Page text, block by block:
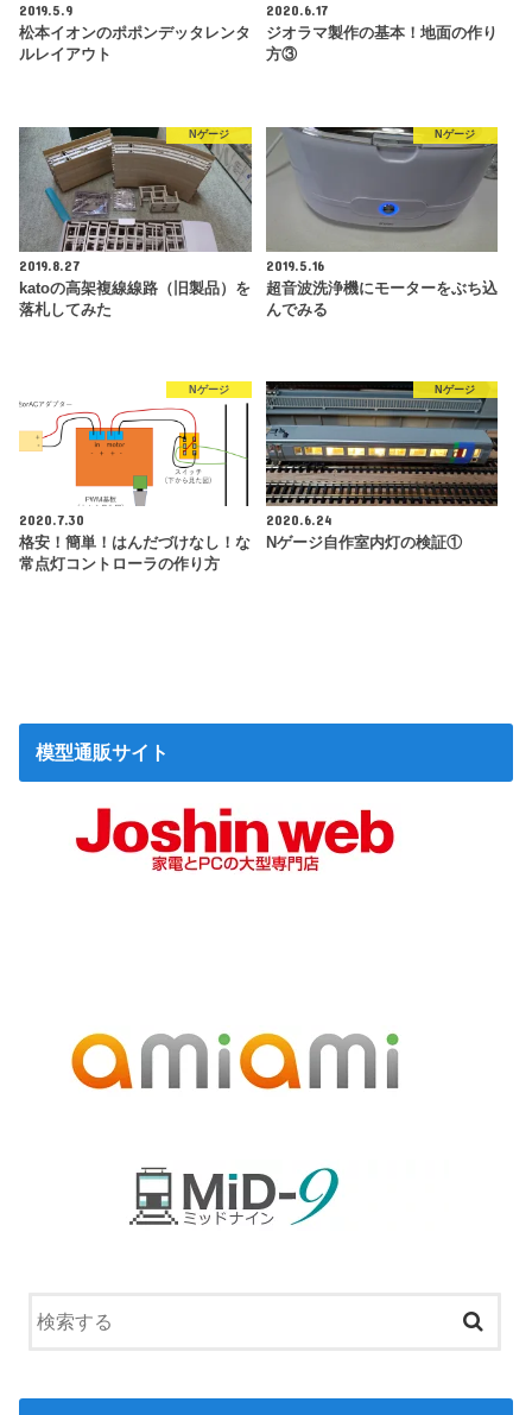
2019.5.9
松本イオンのポポンデッタレンタ
ルレイアウト
2020.6.17
ジオラマ製作の基本！地面の作り
方③
Nゲージ
2019.8.27
katoの高架複線線路（旧製品）を
落札してみた
Nゲージ
2019.5.16
超音波洗浄機にモーターをぶち込
んでみる
Nゲージ
2020.7.30
格安！簡単！はんだづけなし！な
常点灯コントローラの作り方
Nゲージ
2020.6.24
Nゲージ自作室内灯の検証①
模型通販サイト